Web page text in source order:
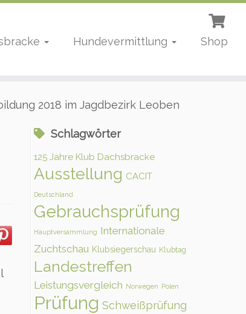
Hundevermittlung Shop
2018 im Jagdbezirk Leoben
Schlagwörter
125 Jahre Klub Dachsbracke
Ausstellung CACIT
Deutschland
Gebrauchsprüfung
Hauptversammlung Internationale
Zuchtschau Klubsiegerschau Klubtag
Landestreffen
Leistungsvergleich Norwegen Polen
Prüfung Schweißprüfung